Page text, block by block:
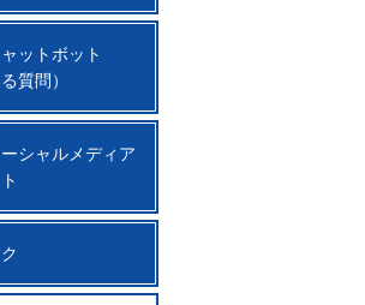
ットボット
質問）
シャルメディア